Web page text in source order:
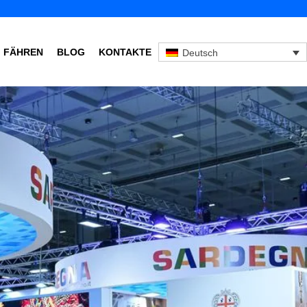
FÄHREN BLOG KONTAKTE Deutsch